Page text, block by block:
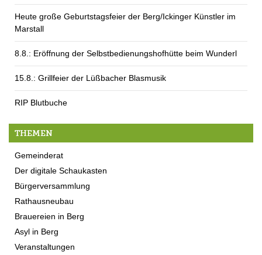
Heute große Geburtstagsfeier der Berg/Ickinger Künstler im
Marstall
8.8.: Eröffnung der Selbstbedienungshofhütte beim Wunderl
15.8.: Grillfeier der Lüßbacher Blasmusik
RIP Blutbuche
THEMEN
Gemeinderat
Der digitale Schaukasten
Bürgerversammlung
Rathausneubau
Brauereien in Berg
Asyl in Berg
Veranstaltungen